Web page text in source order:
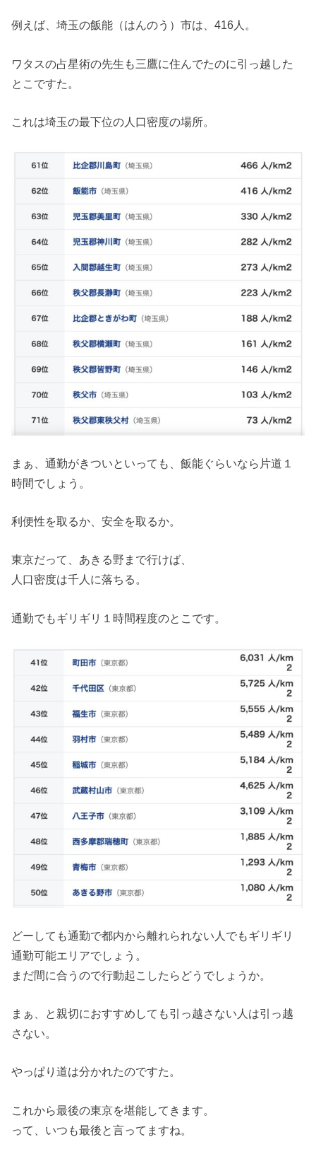
例えば、埼玉の飯能（はんのう）市は、416人。
ワタスの占星術の先生も三鷹に住んでたのに引っ越した
とこですた。
これは埼玉の最下位の人口密度の場所。
まぁ、通勤がきついといっても、飯能ぐらいなら片道１
時間でしょう。
利便性を取るか、安全を取るか。
東京だって、あきる野まで行けば、
人口密度は千人に落ちる。
通勤でもギリギリ１時間程度のとこです。
どーしても通勤で都内から離れられない人でもギリギリ
通勤可能エリアでしょう。
まだ間に合うので行動起こしたらどうでしょうか。
まぁ、と親切におすすめしても引っ越さない人は引っ越
さない。
やっぱり道は分かれたのですた。
これから最後の東京を堪能してきます。
って、いつも最後と言ってますね。